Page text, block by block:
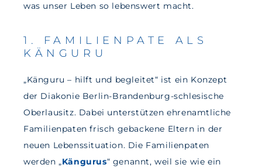
was unser Leben so lebenswert macht.
1. FAMILIENPATE ALS
KÄNGURU
„Känguru – hilft und begleitet“ ist ein Konzept
der Diakonie Berlin-Brandenburg-schlesische
Oberlausitz. Dabei unterstützen ehrenamtliche
Familienpaten frisch gebackene Eltern in der
neuen Lebenssituation. Die Familienpaten
werden „Kängurus“ genannt, weil sie wie ein